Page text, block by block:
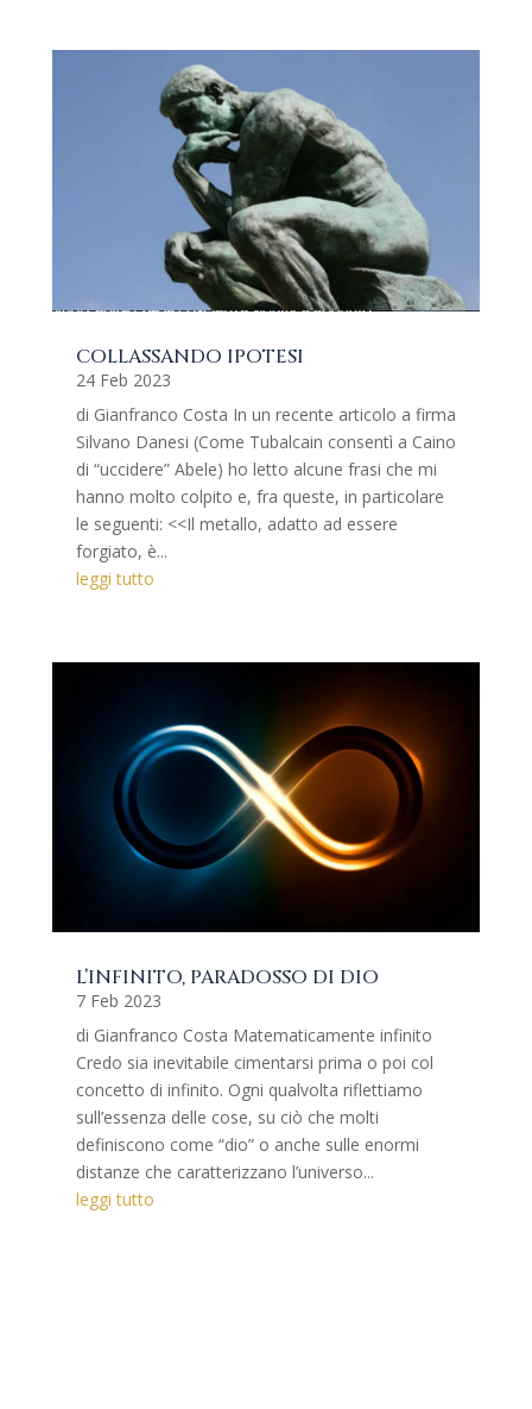
COLLASSANDO IPOTESI
24 Feb 2023
di Gianfranco Costa In un recente articolo a firma
Silvano Danesi (Come Tubalcain consentì a Caino
di “uccidere” Abele) ho letto alcune frasi che mi
hanno molto colpito e, fra queste, in particolare
le seguenti: <<Il metallo, adatto ad essere
forgiato, è...
leggi tutto
L’INFINITO, PARADOSSO DI DIO
7 Feb 2023
di Gianfranco Costa Matematicamente infinito
Credo sia inevitabile cimentarsi prima o poi col
concetto di infinito. Ogni qualvolta riflettiamo
sull’essenza delle cose, su ciò che molti
definiscono come “dio” o anche sulle enormi
distanze che caratterizzano l’universo...
leggi tutto